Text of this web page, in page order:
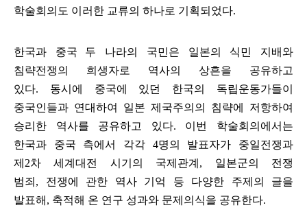
학술회의도 이러한 교류의 하나로 기획되었다.
한국과 중국
두 나라의 국민은 일본의 식민 지배와
침략전쟁의 희생자로 역사의 상흔을 공유하고
있다. 동시에 중국에 있던 한국의 독립운동가들이
중국인들과 연대하여 일본 제국주의의 침략에 저항하여
승리한 역사를 공유하고 있다. 이번 학술회의에서는
한국과 중국 측에서 각각 4명의 발표자가 중일전쟁과
제 2차 세계대전 시기의 국제관계 , 일본군의 전쟁
범죄 , 전쟁에 관한 역사 기억 등 다양한 주제의 글을
발표해 , 축적해 온 연구 성과와 문제의식을 공유한다.